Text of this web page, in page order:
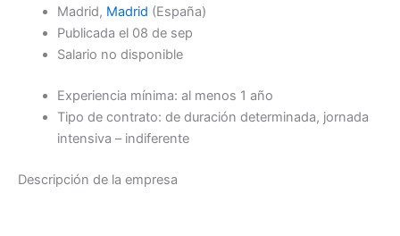
Madrid, Madrid (España)
Publicada el 08 de sep
Salario no disponible
Experiencia mínima: al menos 1 año
Tipo de contrato: de duración determinada, jornada
intensiva – indiferente
Descripción de la empresa